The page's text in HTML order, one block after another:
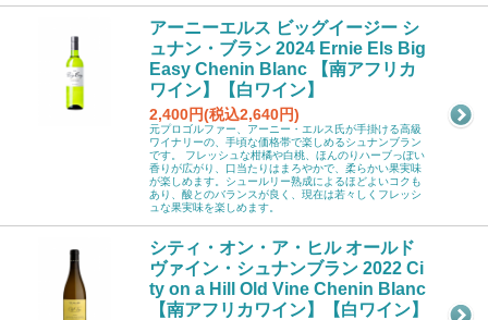
アーニーエルス ビッグイージー シ
ュナン・ブラン 2024 Ernie Els Big
Easy Chenin Blanc 【南アフリカ
ワイン】【白ワイン】
2,400円(税込2,640円)
元プロゴルファー、アーニー・エルス氏が手掛ける高級
ワイナリーの、手頃な価格帯で楽しめるシュナンブラン
です。 フレッシュな柑橘や白桃、ほんのりハーブっぽい
香りが広がり、口当たりはまろやかで、柔らかい果実味
が楽しめます。シュールリー熟成によるほどよいコクも
あり、酸とのバランスが良く、現在は若々しくフレッシ
ュな果実味を楽しめます。
シティ・オン・ア・ヒル オールド
ヴァイン・シュナンブラン 2022 Ci
ty on a Hill Old Vine Chenin Blanc
【南アフリカワイン】【白ワイン】